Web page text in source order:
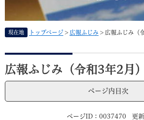
現在地 トップページ > 広報ふじみ > 広報ふじみ（
本
文
広報ふじみ（令和3年2月）
ページ内目次
ページID：0037470 更